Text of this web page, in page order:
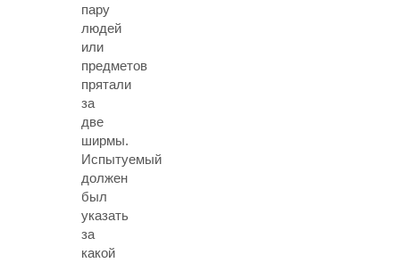
пару
людей
или
предметов
прятали
за
две
ширмы.
Испытуемый
должен
был
указать
за
какой